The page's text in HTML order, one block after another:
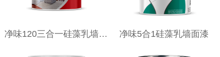
净味120三合一硅藻乳墙面漆 净味5合1硅藻乳墙面漆